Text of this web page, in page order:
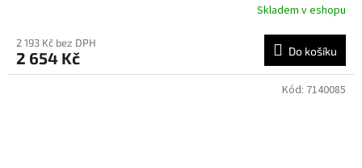
Skladem v eshopu
2 193 Kč bez DPH
2 654 Kč Do košíku
Kód: 7140085